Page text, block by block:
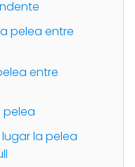
pelea entre
entre
pelea
la pelea